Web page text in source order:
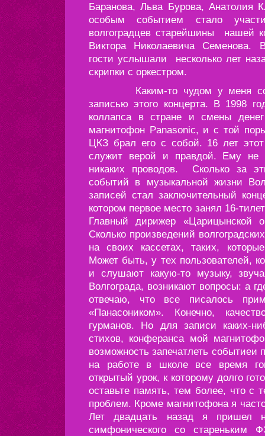
Баранова, Льва Бурова, Анатолия
особым событием стало
волгоградцев старейшины нашей
Виктора Николаевича Семенова.
гости услышали несколько лет
скрипки с оркестром.
Каким-то чудом у меня
записью этого концерта. В 1998
коллапса в стране и смены
магнитофон Panasonic, и с той
ЦКЗ брал его с собой. 16 лет
служит верой и правдой. Ему не
никаких проводов. Сколько за
событий в музыкальной жизни
записей стал заключительный
котором первое место занял 16-
Главный дирижер «Царицынской
Сколько произведений
на своих кассетах, таких,
Может быть, у тех пользователей,
и слушают какую-то музыку,
Волгограда, возникают вопросы: а
отвечаю, что все писалось
«Панасоником». Конечно,
гурманов. Но для записи каких-
стихов, конферанса мой
возможность запечатлеть событиеи
на работе в школе все время
открытый урок, к которому долго
оставьте память, тем более, что с
проблем. Кроме магнитофона я
Лет двадцать назад я пришел на
симфонического со